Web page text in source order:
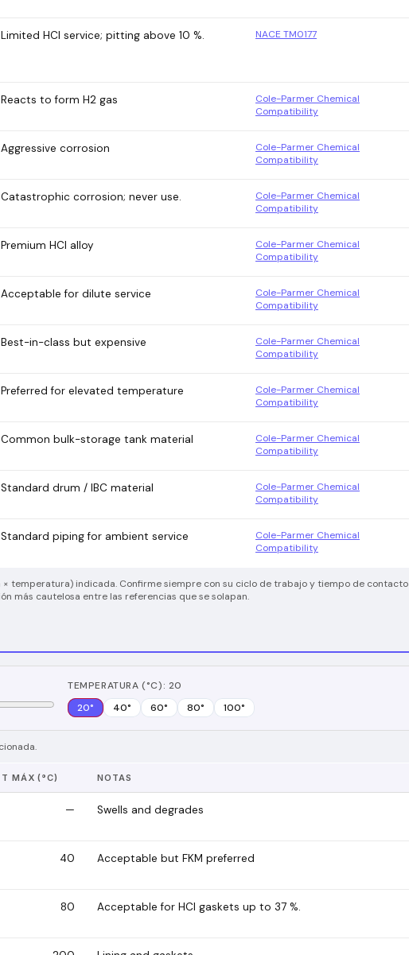
Limited HCl service; pitting above 10 %. NACE TM0177
Reacts to form H2 gas
Cole-Parmer Chemical
Compatibility
Aggressive corrosion
Cole-Parmer Chemical
Compatibility
Catastrophic corrosion; never use.
Cole-Parmer Chemical
Compatibility
Premium HCl alloy
Cole-Parmer Chemical
Compatibility
Acceptable for dilute service
Cole-Parmer Chemical
Compatibility
Best-in-class but expensive
Cole-Parmer Chemical
Compatibility
Preferred for elevated temperature
Cole-Parmer Chemical
Compatibility
Common bulk-storage tank material
Cole-Parmer Chemical
Compatibility
Standard drum / IBC material
Cole-Parmer Chemical
Compatibility
Standard piping for ambient service
Cole-Parmer Chemical
Compatibility
temperatura) indicada. Confirme siempre con su ciclo de trabajo y tiempo de contacto
más cautelosa entre las referencias que se solapan.
TEMPERATURA (°C): 20
20° 40° 60° 80° 100°
T MÁX (°C) NOTAS
— Swells and degrades
40 Acceptable but FKM preferred
80 Acceptable for HCl gaskets up to 37 %.